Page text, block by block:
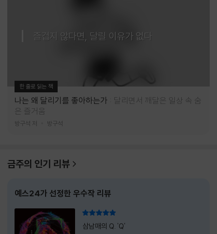
즐겁지 않다면, 달릴 이유가 없다
한 줄로 읽는 책
나는 왜 달리기를 좋아하는가
달리면서 깨달은 일상 속 숨
은 즐거움
방구석 저 방구석
금주의 인기 리뷰
예스24가 선정한 우수작 리뷰
삼남매의 Q. 'Q'